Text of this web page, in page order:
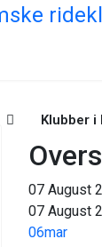
Klubber i
07 August
07 August
06mar